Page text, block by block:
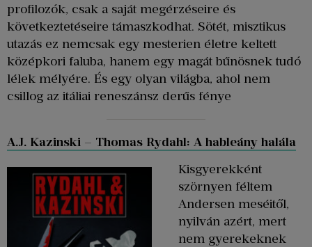
profilozók, csak a saját megérzéseire és
következtetéseire támaszkodhat. Sötét, misztikus
utazás ez nemcsak egy mesterien életre keltett
középkori faluba, hanem egy magát bűnösnek tudó
lélek mélyére. És egy olyan világba, ahol nem
csillog az itáliai reneszánsz derűs fénye
A.J. Kazinski – Thomas Rydahl: A hableány halála
Kisgyerekként
szörnyen féltem
Andersen meséitől,
nyilván azért, mert
nem gyerekeknek